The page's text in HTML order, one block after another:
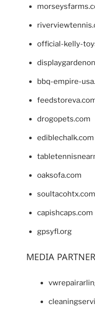
official-kelly-
bbq-empire-
drogopets.com
ediblechalk.com
oaksofa.com
soultacohtx.com
capishcaps.com
gpsyfl.org
MEDIA